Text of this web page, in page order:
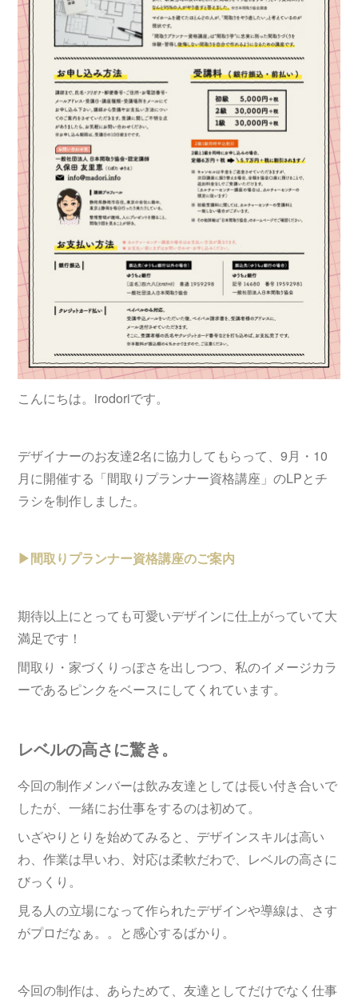
こんにちは。irodoriです。
デザイナーのお友達2名に協力してもらって、9月・10
月に開催する「間取りプランナー資格講座」のLPとチ
ラシを制作しました。
▶︎間取りプランナー資格講座のご案内
期待以上にとっても可愛いデザインに仕上がっていて大
満足です！
間取り・家づくりっぽさを出しつつ、私のイメージカラ
ーであるピンクをベースにしてくれています。
レベルの高さに驚き。
今回の制作メンバーは飲み友達としては長い付き合いで
したが、一緒にお仕事をするのは初めて。
いざやりとりを始めてみると、デザインスキルは高い
わ、作業は早いわ、対応は柔軟だわで、レベルの高さに
びっくり。
見る人の立場になって作られたデザインや導線は、さす
がプロだなぁ。。と感心するばかり。
今回の制作は、あらためて、友達としてだけでなく仕事